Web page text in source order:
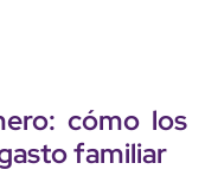
cómo los
familiar